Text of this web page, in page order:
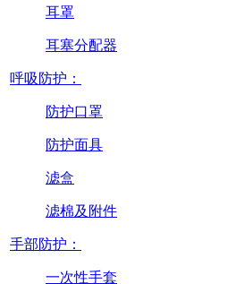
耳罩
耳塞分配器
呼吸防护：
防护口罩
防护面具
滤盒
滤棉及附件
手部防护：
一次性手套